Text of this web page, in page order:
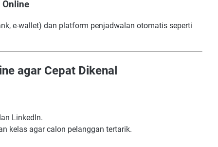
Online
e-wallet) dan platform penjadwalan otomatis seperti
agar Cepat Dikenal
LinkedIn.
kelas agar calon pelanggan tertarik.